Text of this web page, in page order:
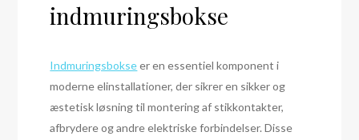
indmuringsbokse
Indmuringsbokseer en essentiel komponent i
moderne elinstallationer, der sikrer en sikker og
æstetisk løsning til montering af stikkontakter,
afbrydere og andre elektriske forbindelser. Disse